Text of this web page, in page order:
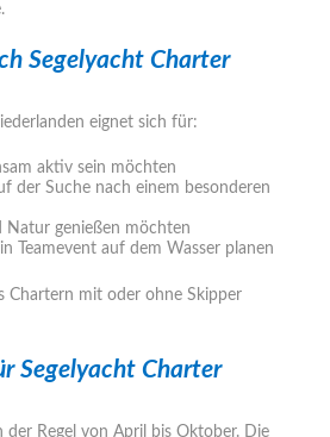
Segelyacht Charter
eignet sich für:
aktiv sein möchten
der Suche nach einem besonderen
Natur genießen möchten
Teamevent auf dem Wasser planen
Chartern mit oder ohne Skipper
Segelyacht Charter
der Regel von April bis Oktober. Die